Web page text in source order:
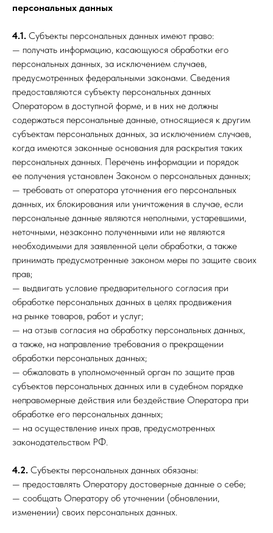
персональных данных
4.1. Субъекты персональных данных имеют право:
— получать информацию, касающуюся обработки его
персональных данных, за исключением случаев,
предусмотренных федеральными законами. Сведения
предоставляются субъекту персональных данных
Оператором в доступной форме, и в них не должны
содержаться персональные данные, относящиеся к другим
субъектам персональных данных, за исключением случаев,
когда имеются законные основания для раскрытия таких
персональных данных. Перечень информации и порядок
ее получения установлен Законом о персональных данных;
— требовать от оператора уточнения его персональных
данных, их блокирования или уничтожения в случае, если
персональные данные являются неполными, устаревшими,
неточными, незаконно полученными или не являются
необходимыми для заявленной цели обработки, а также
принимать предусмотренные законом меры по защите своих
прав;
— выдвигать условие предварительного согласия при
обработке персональных данных в целях продвижения
на рынке товаров, работ и услуг;
— на отзыв согласия на обработку персональных данных,
а также, на направление требования о прекращении
обработки персональных данных;
— обжаловать в уполномоченный орган по защите прав
субъектов персональных данных или в судебном порядке
неправомерные действия или бездействие Оператора при
обработке его персональных данных;
— на осуществление иных прав, предусмотренных
законодательством РФ.
4.2. Субъекты персональных данных обязаны:
— предоставлять Оператору достоверные данные о себе;
— сообщать Оператору об уточнении (обновлении,
изменении) своих персональных данных.